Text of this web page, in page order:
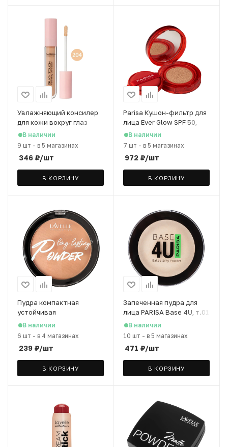
Увлажняющий консилер
для кожи вокруг глаз
PARISA Silky Touch т.204,
4 мл
В наличии
9 шт - в 5 магазинах
346 ₽/шт
В КОРЗИНУ
Parisa Кушон-фильтр для
лица Ever Glow SPF 50,
PFC-109, тон 402 Light
Nude
В наличии
7 шт - в 5 магазинах
972 ₽/шт
В КОРЗИНУ
Пудра компактная
устойчивая
LavelleCollection Powder
тон 04 бежевый, 10 г
В наличии
6 шт - в 4 магазинах
239 ₽/шт
В КОРЗИНУ
Запеченная пудра для
лица PARISA Base 4U, т.01
Light Beige, 13 г
В наличии
10 шт - в 5 магазинах
471 ₽/шт
В КОРЗИНУ